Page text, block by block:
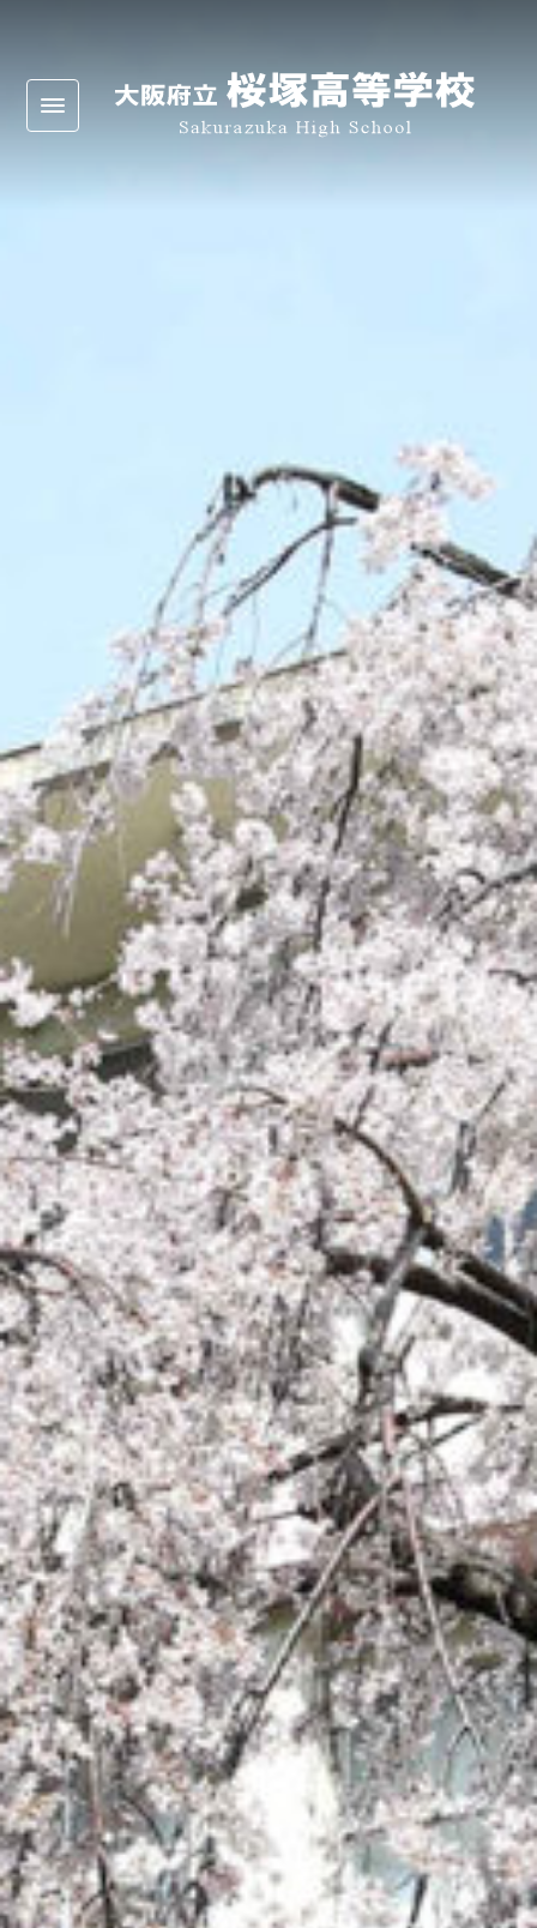
: Undefined array key 0 in
/home/sakurazuka/sakurazuka.ed.jp/public_html/wp-conten
t/themes/sakurazuka_2020/header.php
on line229Warning